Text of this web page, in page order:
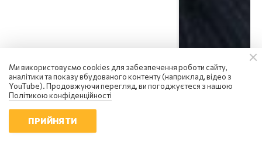
Ми використовуємо cookies для забезпечення роботи сайту,
аналітики та показу вбудованого контенту (наприклад, відео з
YouTube). Продовжуючи перегляд, ви погоджуєтеся з нашою
Політикою конфіденційності
ПРИЙНЯТИ